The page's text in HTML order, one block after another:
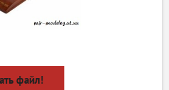
файл!